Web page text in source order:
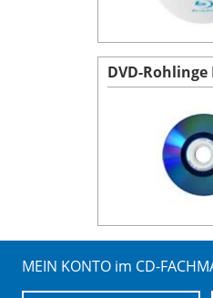
DVD-
MEIN KONTO im CD-